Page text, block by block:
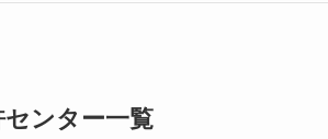
ンター一覧